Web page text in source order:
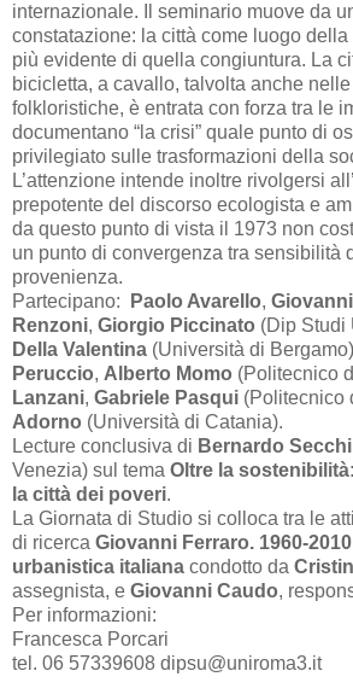
internazionale. Il seminario muove da
constatazione: la città come luogo
più evidente di quella congiuntura. La
bicicletta, a cavallo, talvolta anche
folkloristiche, è entrata con forza tra le
documentano “la crisi” quale punto di
privilegiato sulle trasformazioni della
L’attenzione intende inoltre rivolgersi
prepotente del discorso ecologista e
da questo punto di vista il 1973 non
un punto di convergenza tra sensibilità
provenienza.
Partecipano:
Paolo Avarello,
Renzoni, Giorgio Piccinato (Dip Studi
Della Valentina (Università di
Peruccio, Alberto Momo (Politecnico
Lanzani, Gabriele Pasqui (Politecnico
Adorno (Università di Catania).
Lecture conclusiva di Bernardo Secchi
Venezia) sul tema Oltre la
la città dei poveri.
La Giornata di Studio si colloca tra le
di ricerca Giovanni Ferraro. 1960-
urbanistica italiana condotto da
assegnista, e Giovanni Caudo,
Per informazioni:
Francesca Porcari
tel. 06 57339608 dipsu@uniroma3.it